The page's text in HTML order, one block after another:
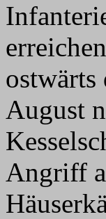
August
Angriff